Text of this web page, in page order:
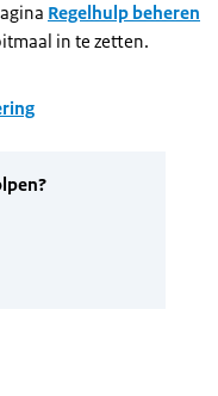
Regelhulp beheren
in te zetten.